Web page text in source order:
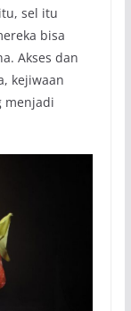
sel itu
bisa
Akses dan
kejiwaan
menjadi